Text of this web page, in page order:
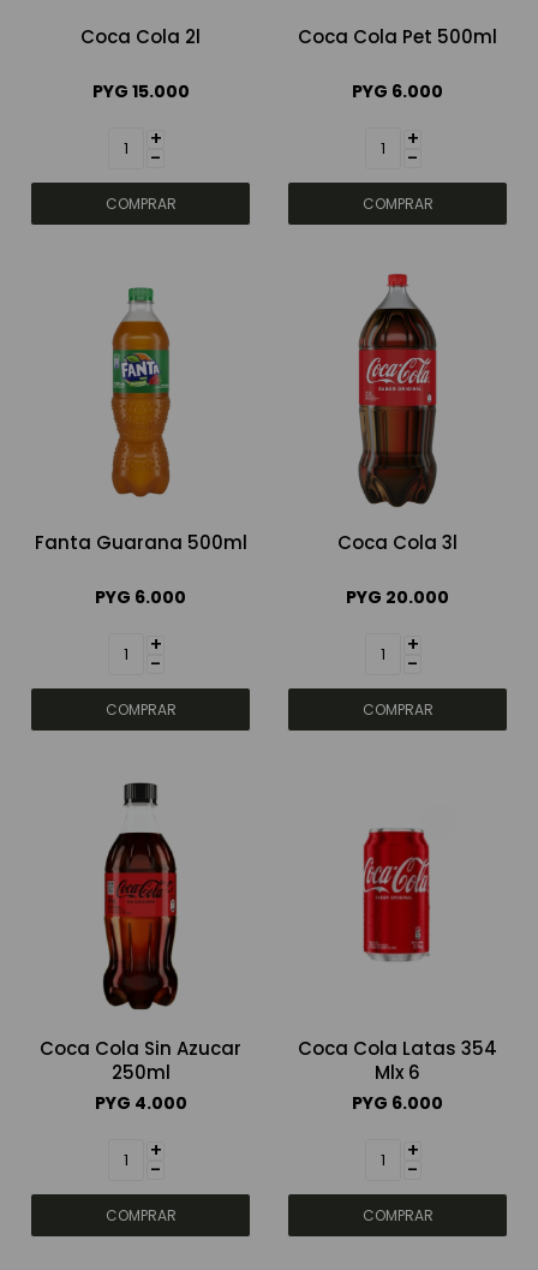
Coca Cola 2l
PYG 15.000
+
-
Coca Cola Pet 500ml
PYG 6.000
+
-
Fanta Guarana 500ml
PYG 6.000
+
-
Coca Cola 3l
PYG 20.000
+
-
Coca Cola Sin Azucar
250ml
PYG 4.000
+
-
Coca Cola Latas 354
Mlx 6
PYG 6.000
+
-
Alimentos
Limpieza del hogar
Accesorios y regalos
Cuidado personal
Promociones